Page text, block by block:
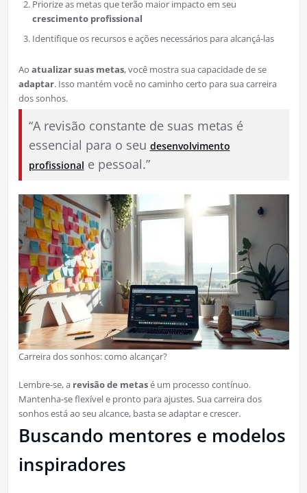
Priorize as metas que terão maior impacto em seu
crescimento profissional
Identifique os recursos e ações necessários para alcançá-las
Ao atualizar suas metas, você mostra sua capacidade de se
adaptar. Isso mantém você no caminho certo para sua carreira
dos sonhos.
“A revisão constante de suas metas é
essencial para o seu desenvolvimento
profissional e pessoal.”
Carreira dos sonhos: como alcançar?
Lembre-se, a revisão de metasé um processo contínuo.
Mantenha-se flexível e pronto para ajustes. Sua carreira dos
sonhos está ao seu alcance, basta se adaptar e crescer.
Buscando mentores e modelos
inspiradores